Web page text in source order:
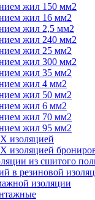
жил 150 мм2
жил 16 мм2
жил 2,5 мм2
жил 240 мм2
жил 25 мм2
жил 300 мм2
жил 35 мм2
жил 4 мм2
жил 50 мм2
жил 6 мм2
жил 70 мм2
жил 95 мм2
изоляцией
изоляцией
из сшитого
в резиновой
изоляции